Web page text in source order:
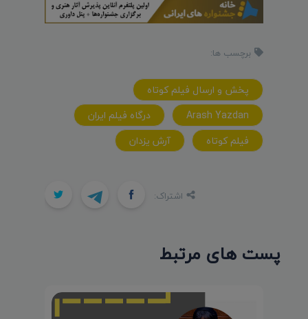
برچسب ها:
پخش و ارسال فيلم کوتاه
Arash Yazdan
درگاه فيلم ايران
فيلم کوتاه
آرش يزدان
اشتراک:
پست های مرتبط